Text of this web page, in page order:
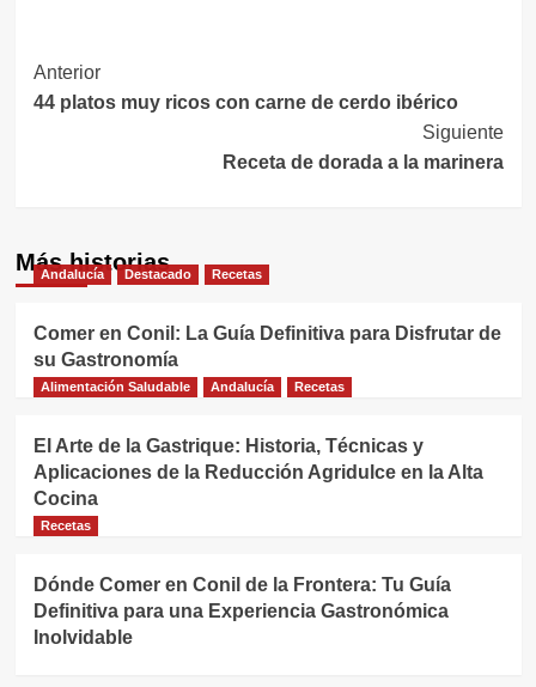
Navegación
de
Anterior
44 platos muy ricos con carne de cerdo ibérico
Siguiente
Receta de dorada a la marinera
Más historias
Andalucía Destacado Recetas
Comer en Conil: La Guía Definitiva para Disfrutar de
su Gastronomía
Alimentación Saludable Andalucía Recetas
El Arte de la Gastrique: Historia, Técnicas y
Aplicaciones de la Reducción Agridulce en la Alta
Cocina
Recetas
Dónde Comer en Conil de la Frontera: Tu Guía
Definitiva para una Experiencia Gastronómica
Inolvidable